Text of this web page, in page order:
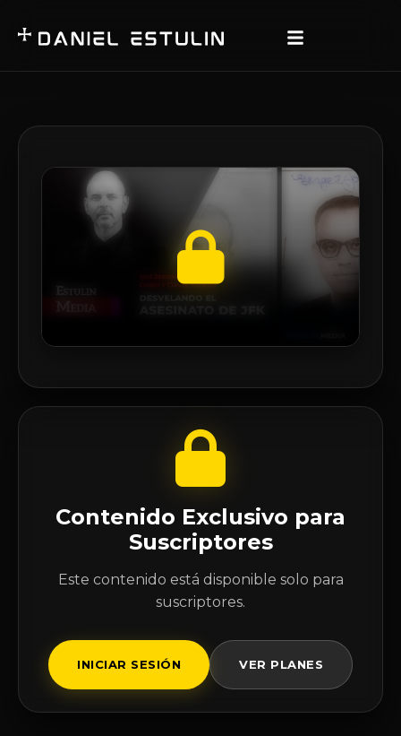
Contenido Exclusivo para
Suscriptores
Este contenido está disponible solo para
suscriptores.
INICIAR SESIÓN VER PLANES